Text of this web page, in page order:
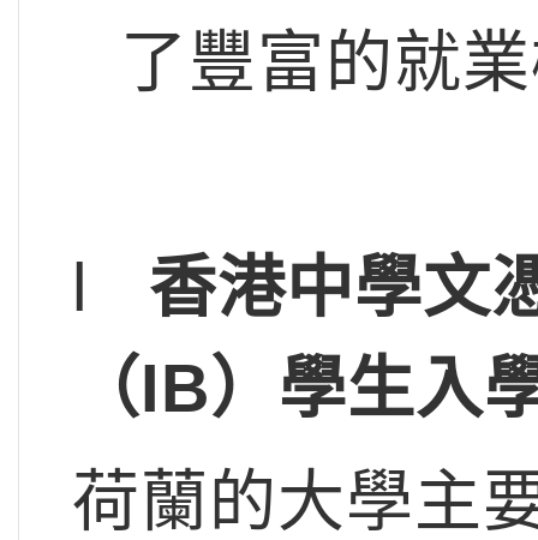
了豐富的就
l 香港中學文
（IB）學生入
荷蘭的大學主